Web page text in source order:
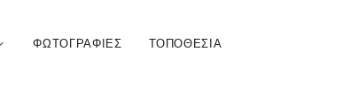
ΦΩΤΟΓΡΑΦΊΕΣ ΤΟΠΟΘΕΣΊΑ